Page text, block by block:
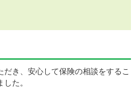
き、安心して保険の相談をするこ
た。